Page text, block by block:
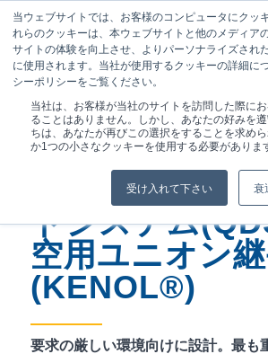
当ウェブサイトでは、お客様のコンピュータにクッ
れらのクッキーは、本ウェブサイトと他のメディア
サイトの体験を向上させ、よりパーソナライズされ
に使用されます。当社が使用するクッキーの詳細に
シーポリシーをご覧ください。
当社は、お客様が当社のサイトを訪問した際に
ることはありません。しかし、あなたの好みを
ちは、あなたが再びこの選択をすることを求め
か1つの小さなクッキーを使用する必要がありま
受け入れて下さい 衰
現在位置: ホーム / 製品 /
クイックディスコネクトシステム(QDS)と真空用ユ
(KENOL®)
クイックディ
トシステム
空用ユニオン
(KENOL®)
要求の厳しい環境向けに設計。最も